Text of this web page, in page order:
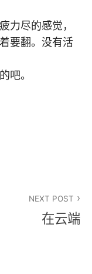
力尽的感觉，
要翻。没有活
吧。
NEXT POST
在云端